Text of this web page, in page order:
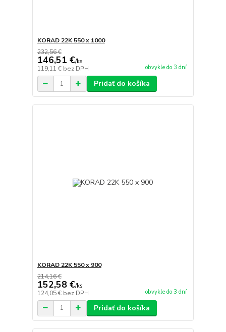
KORAD 22K 550 x 1000
232,56 €
146,51 €/ks
119,11 € bez DPH obvykle do 3 dní
Pridať do košíka
KORAD 22K 550 x 900
214,16 €
152,58 €/ks
124,05 € bez DPH obvykle do 3 dní
Pridať do košíka